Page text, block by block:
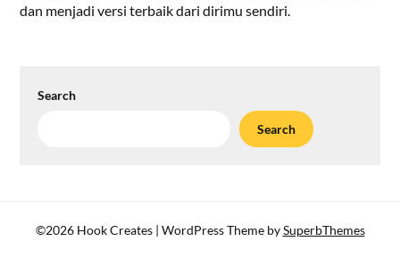
dan menjadi versi terbaik dari dirimu sendiri.
Search
Search
©2026 Hook Creates | WordPress Theme bySuperbThemes